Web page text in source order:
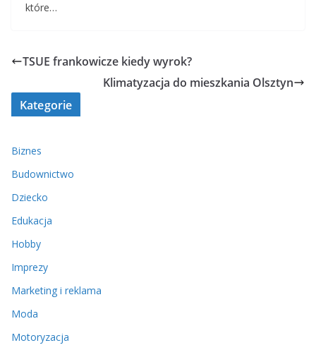
które…
TSUE frankowicze kiedy wyrok?
Klimatyzacja do mieszkania Olsztyn
Kategorie
Biznes
Budownictwo
Dziecko
Edukacja
Hobby
Imprezy
Marketing i reklama
Moda
Motoryzacja